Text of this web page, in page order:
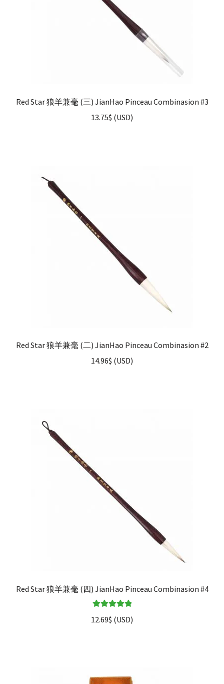
Red Star 狼羊兼毫 (三) JianHao Pinceau Combinasion #3
13.75$ (USD)
Red Star 狼羊兼毫 (二) JianHao Pinceau Combinasion #2
14.96$ (USD)
Red Star 狼羊兼毫 (四) JianHao Pinceau Combinasion #4
5
12.69$ (USD)